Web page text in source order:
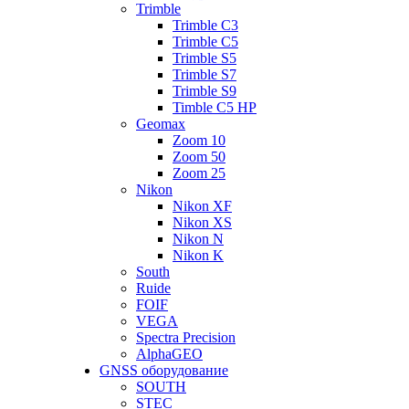
Trimble
Trimble C3
Trimble C5
Trimble S5
Trimble S7
Trimble S9
Timble C5 HP
Geomax
Zoom 10
Zoom 50
Zoom 25
Nikon
Nikon XF
Nikon XS
Nikon N
Nikon K
South
Ruide
FOIF
VEGA
Spectra Precision
AlphaGEO
GNSS оборудование
SOUTH
STEC